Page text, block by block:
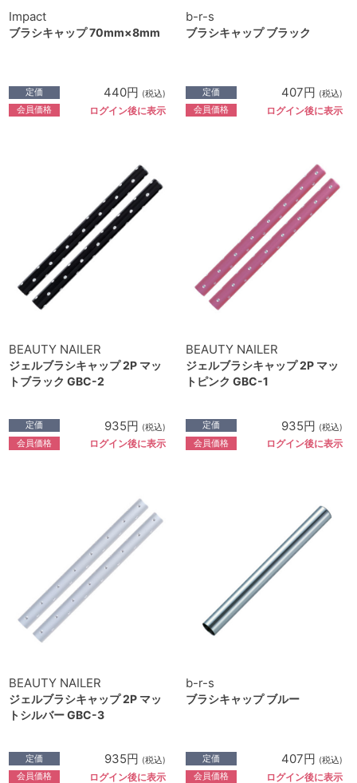
Impact
ブラシキャップ 70mm×8mm
定価 440円 (税込)
会員価格 ログイン後に表示
b-r-s
ブラシキャップ ブラック
定価 407円 (税込)
会員価格 ログイン後に表示
BEAUTY NAILER
ジェルブラシキャップ 2P マッ
トブラック GBC-2
定価 935円 (税込)
会員価格 ログイン後に表示
BEAUTY NAILER
ジェルブラシキャップ 2P マッ
トピンク GBC-1
定価 935円 (税込)
会員価格 ログイン後に表示
BEAUTY NAILER
ジェルブラシキャップ 2P マッ
トシルバー GBC-3
定価 935円 (税込)
会員価格 ログイン後に表示
b-r-s
ブラシキャップ ブルー
定価 407円 (税込)
会員価格 ログイン後に表示